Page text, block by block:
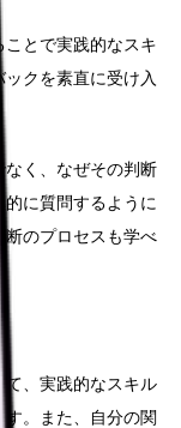
とで実践的なスキ
クを素直に受け入
なく、なぜその判断
に質問するように
断のプロセスも学べ
て、実践的なスキル
。また、自分の関